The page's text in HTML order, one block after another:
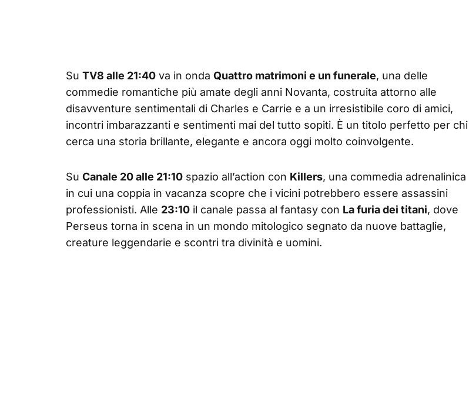
Su TV8 alle 21:40 va in onda Quattro matrimoni e un funerale, una delle
commedie romantiche più amate degli anni Novanta, costruita attorno alle
disavventure sentimentali di Charles e Carrie e a un irresistibile coro di amici,
incontri imbarazzanti e sentimenti mai del tutto sopiti. È un titolo perfetto per chi
cerca una storia brillante, elegante e ancora oggi molto coinvolgente.
Su Canale 20 alle 21:10 spazio all’action con Killers, una commedia adrenalinica
in cui una coppia in vacanza scopre che i vicini potrebbero essere assassini
professionisti. Alle 23:10 il canale passa al fantasy con La furia dei titani, dove
Perseus torna in scena in un mondo mitologico segnato da nuove battaglie,
creature leggendarie e scontri tra divinità e uomini.